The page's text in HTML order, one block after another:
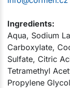
Ingredients:
Aqua, Sodium
Carboxylate,
Sulfate, Citric
Tetramethyl
Propylene